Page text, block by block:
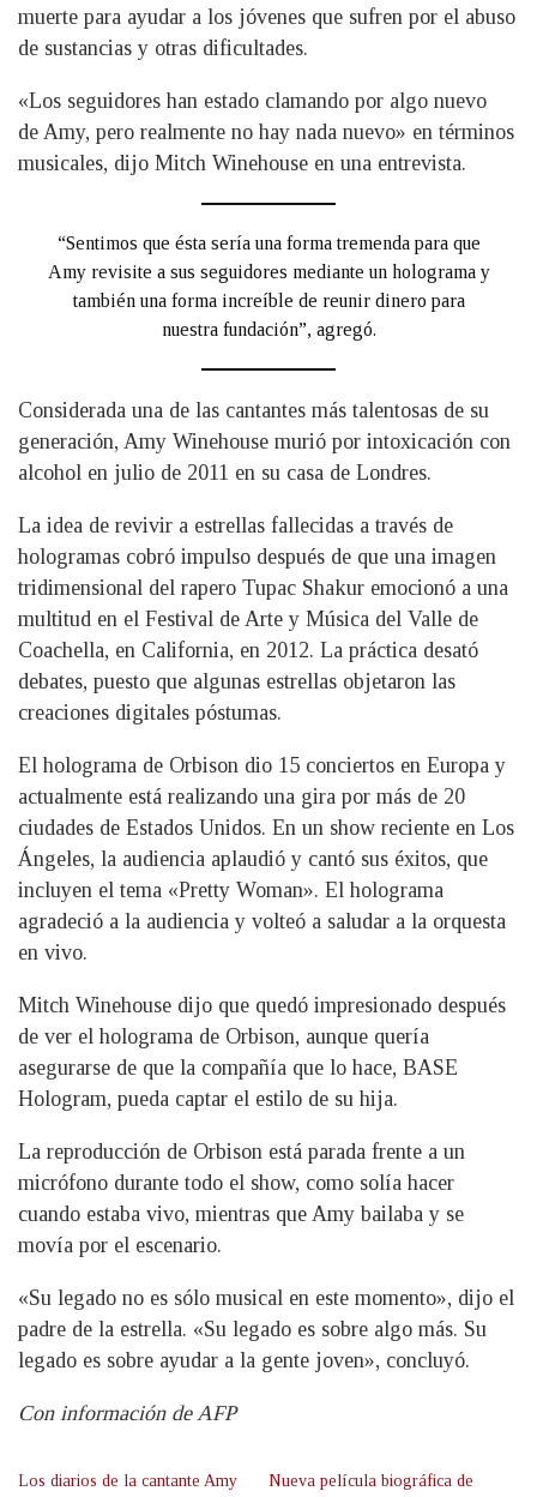
muerte para ayudar a los jóvenes que sufren por el abuso
de sustancias y otras dificultades.
«Los seguidores han estado clamando por algo nuevo
de Amy, pero realmente no hay nada nuevo» en términos
musicales, dijo Mitch Winehouse en una entrevista.
“Sentimos que ésta sería una forma tremenda para que
Amy revisite a sus seguidores mediante un holograma y
también una forma increíble de reunir dinero para
nuestra fundación”, agregó.
Considerada una de las cantantes más talentosas de su
generación, Amy Winehouse murió por intoxicación con
alcohol en julio de 2011 en su casa de Londres.
La idea de revivir a estrellas fallecidas a través de
hologramas cobró impulso después de que una imagen
tridimensional del rapero Tupac Shakur emocionó a una
multitud en el Festival de Arte y Música del Valle de
Coachella, en California, en 2012. La práctica desató
debates, puesto que algunas estrellas objetaron las
creaciones digitales póstumas.
El holograma de Orbison dio 15 conciertos en Europa y
actualmente está realizando una gira por más de 20
ciudades de Estados Unidos. En un show reciente en Los
Ángeles, la audiencia aplaudió y cantó sus éxitos, que
incluyen el tema «Pretty Woman». El holograma
agradeció a la audiencia y volteó a saludar a la orquesta
en vivo.
Mitch Winehouse dijo que quedó impresionado después
de ver el holograma de Orbison, aunque quería
asegurarse de que la compañía que lo hace, BASE
Hologram, pueda captar el estilo de su hija.
La reproducción de Orbison está parada frente a un
micrófono durante todo el show, como solía hacer
cuando estaba vivo, mientras que Amy bailaba y se
movía por el escenario.
«Su legado no es sólo musical en este momento», dijo el
padre de la estrella. «Su legado es sobre algo más. Su
legado es sobre ayudar a la gente joven», concluyó.
Con información de AFP
Los diarios de la cantante Amy
Nueva película biográfica de